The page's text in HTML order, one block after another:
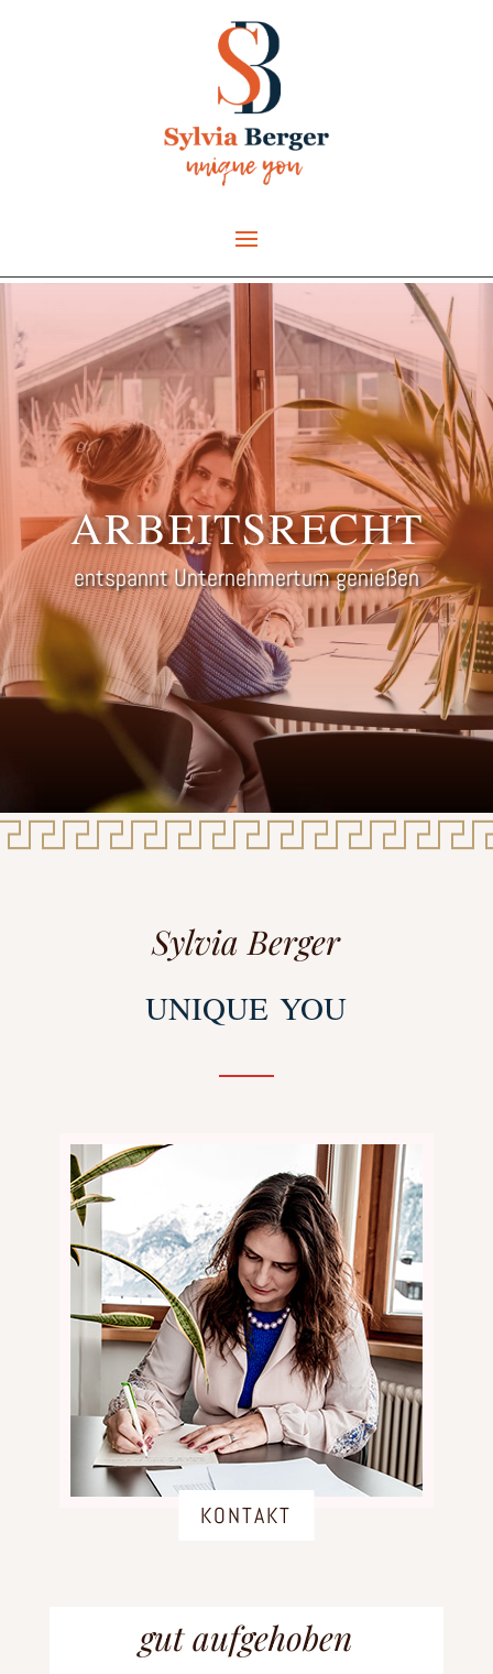
ARBEITSRECHT
entspannt Unternehmertum genießen
Sylvia Berger
UNIQUE YOU
KONTAKT
gut aufgehoben